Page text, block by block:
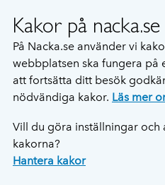
Kakor på nacka.se
På Nacka.se använder vi
webbplatsen ska fungera på
att fortsätta ditt besök
nödvändiga kakor. Läs mer
Vill du göra inställningar och
kakorna?
Hantera kakor